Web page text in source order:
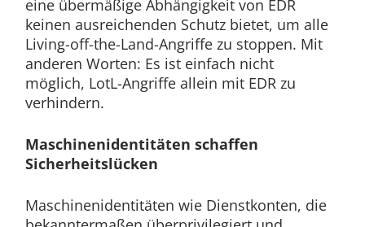
eine übermäßige Abhängigkeit von EDR
keinen ausreichenden Schutz bietet, um alle
Living-off-the-Land-Angriffe zu stoppen. Mit
anderen Worten: Es ist einfach nicht
möglich, LotL-Angriffe allein mit EDR zu
verhindern.
Maschinenidentitäten schaffen
Sicherheitslücken
Maschinenidentitäten wie Dienstkonten, die